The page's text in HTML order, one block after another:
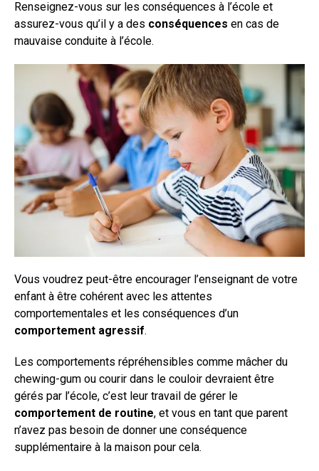
Renseignez-vous sur les conséquences à l’école et
assurez-vous qu’il y a des conséquences en cas de
mauvaise conduite à l’école.
Vous voudrez peut-être encourager l’enseignant de votre
enfant à être cohérent avec les attentes
comportementales et les conséquences d’un
comportement agressif.
Les comportements répréhensibles comme mâcher du
chewing-gum ou courir dans le couloir devraient être
gérés par l’école, c’est leur travail de gérer le
comportement de routine, et vous en tant que parent
n’avez pas besoin de donner une conséquence
supplémentaire à la maison pour cela.